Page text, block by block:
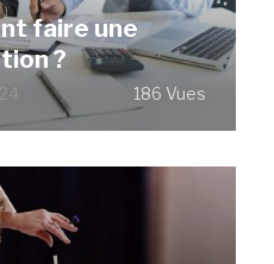
faire une
?
186 Vues